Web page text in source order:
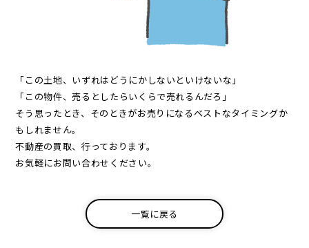
「この土地、いずれはどうにかしないといけないな」
「この物件、売るとしたらいくらで売れるんだろ」
そう思ったとき、そのときがお売りになるベストなタイミングか
もしれません。
不動産の買取、行っております。
お気軽にお問い合わせください。
⼀覧に戻る